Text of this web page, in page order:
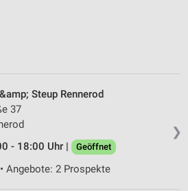
❯
Steup Rennerod
37
- 18:00 Uhr |
Geöffnet
Angebote: 2 Prospekte